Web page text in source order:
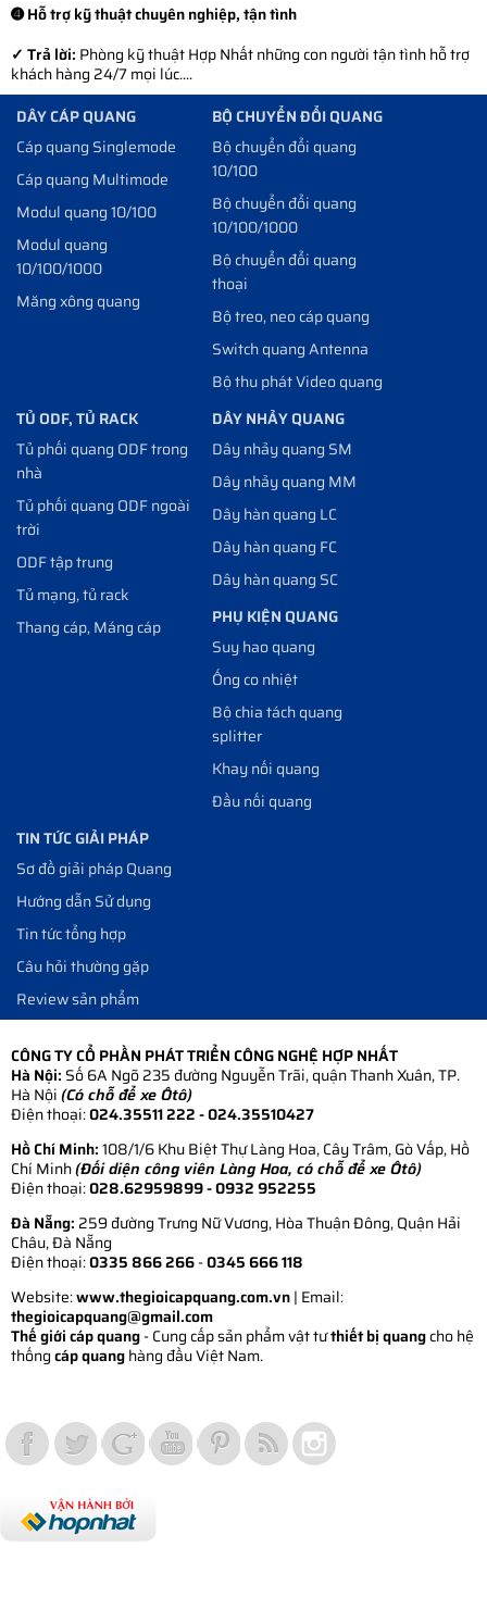
➍ Hỗ trợ kỹ thuật chuyên nghiệp, tận tình
✓ Trả lời: Phòng kỹ thuật Hợp Nhất những con người tận tình hỗ trợ
khách hàng 24/7 mọi lúc....
DÂY CÁP QUANG
Cáp quang Singlemode
Cáp quang Multimode
Modul quang 10/100
Modul quang
10/100/1000
Măng xông quang
BỘ CHUYỂN ĐỔI QUANG
Bộ chuyển đổi quang
10/100
Bộ chuyển đổi quang
10/100/1000
Bộ chuyển đổi quang
thoại
Bộ treo, neo cáp quang
Switch quang Antenna
Bộ thu phát Video quang
TỦ ODF, TỦ RACK
Tủ phối quang ODF trong
nhà
Tủ phối quang ODF ngoài
trời
ODF tập trung
Tủ mạng, tủ rack
Thang cáp, Máng cáp
DÂY NHẢY QUANG
Dây nhảy quang SM
Dây nhảy quang MM
Dây hàn quang LC
Dây hàn quang FC
Dây hàn quang SC
PHỤ KIỆN QUANG
Suy hao quang
Ống co nhiệt
Bộ chia tách quang
splitter
Khay nối quang
Đầu nối quang
TIN TỨC GIẢI PHÁP
Sơ đồ giải pháp Quang
Hướng dẫn Sử dụng
Tin tức tổng hợp
Câu hỏi thường gặp
Review sản phẩm
CÔNG TY CỔ PHẦN PHÁT TRIỂN CÔNG NGHỆ HỢP NHẤT
Hà Nội: Số 6A Ngõ 235 đường Nguyễn Trãi, quận Thanh Xuân, TP.
Hà Nội(Có chỗ để xe Ôtô)
Điện thoại:024.35511 222 - 024.35510427
Hồ Chí Minh:108/1/6 Khu Biệt Thự Làng Hoa, Cây Trâm, Gò Vấp, Hồ
Chí Minh(Đối diện công viên Làng Hoa, có chỗ để xe Ôtô)
Điện thoại:028.62959899- 0932 952255
Đà Nẵng: 259 đường Trưng Nữ Vương, Hòa Thuận Đông, Quận Hải
Châu, Đà Nẵng
Điện thoại:0335 866 266-0345 666 118
Website:www.thegioicapquang.com.vn| Email:
thegioicapquang@gmail.com
Thế giới cáp quang- Cung cấp sản phẩm vật tưthiết bị quangcho hệ
thốngcáp quanghàng đầu Việt Nam.